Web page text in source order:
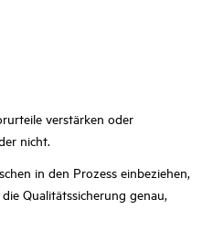
verstärken oder
nicht.
in den Prozess einbeziehen,
Qualitätssicherung genau,